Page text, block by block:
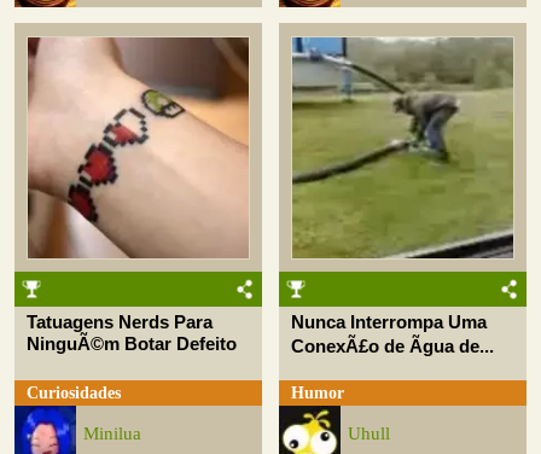
Tatuagens Nerds Para
NinguÃ©m Botar Defeito
Curiosidades
Minilua
Nunca Interrompa Uma
ConexÃ£o de Ãgua de...
Humor
Uhull